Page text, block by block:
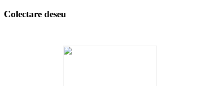
Colectare deseu